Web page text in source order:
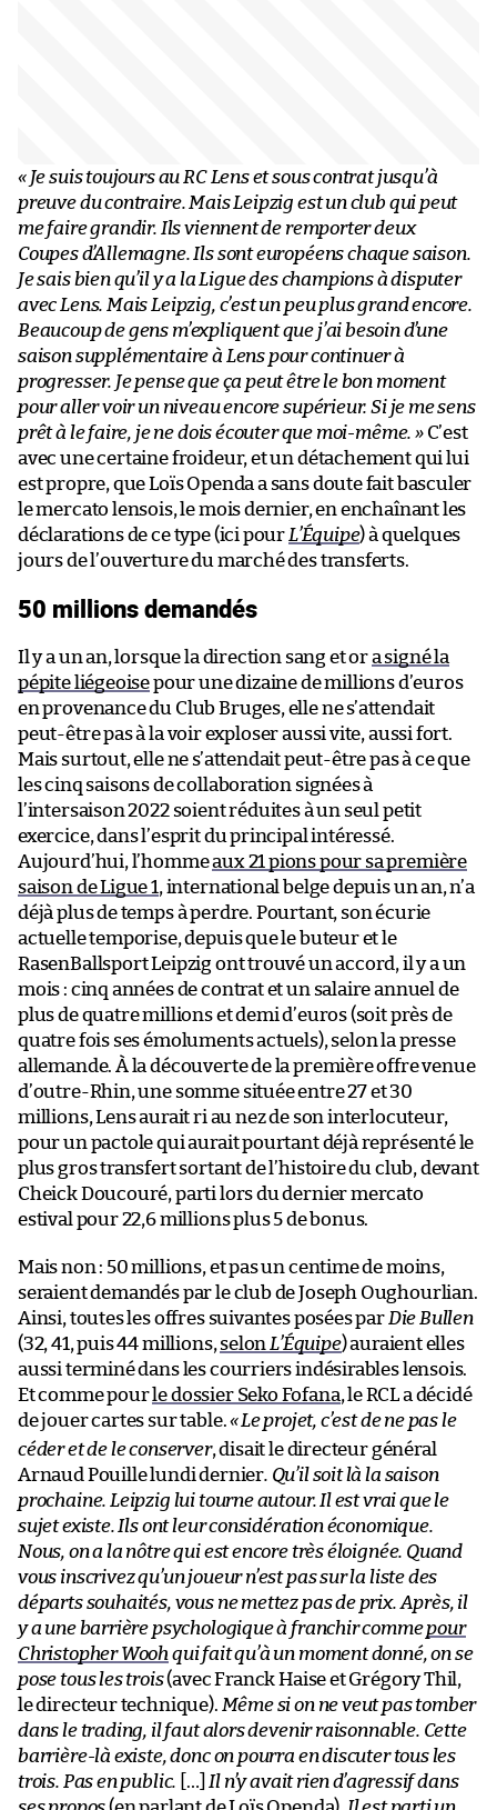
« Je suis toujours au RC Lens et sous contrat jusqu’à
preuve du contraire. Mais Leipzig est un club qui peut
me faire grandir. Ils viennent de remporter deux
Coupes d’Allemagne. Ils sont européens chaque saison.
Je sais bien qu’il y a la Ligue des champions à disputer
avec Lens. Mais Leipzig, c’est un peu plus grand encore.
Beaucoup de gens m’expliquent que j’ai besoin d’une
saison supplémentaire à Lens pour continuer à
progresser. Je pense que ça peut être le bon moment
pour aller voir un niveau encore supérieur. Si je me sens
prêt à le faire, je ne dois écouter que moi-même. » C’est
avec une certaine froideur, et un détachement qui lui
est propre, que Loïs Openda a sans doute fait basculer
le mercato lensois, le mois dernier, en enchaînant les
déclarations de ce type (ici pour L’Équipe) à quelques
jours de l’ouverture du marché des transferts.
50 millions demandés
Il y a un an, lorsque la direction sang et ora signé la
pépite liégeoisepour une dizaine de millions d’euros
en provenance du Club Bruges, elle ne s’attendait
peut-être pas à la voir exploser aussi vite, aussi fort.
Mais surtout, elle ne s’attendait peut-être pas à ce que
les cinq saisons de collaboration signées à
l’intersaison 2022 soient réduites à un seul petit
exercice, dans l’esprit du principal intéressé.
Aujourd’hui, l’hommeaux 21 pions pour sa première
saison de Ligue 1, international belge depuis un an, n’a
déjà plus de temps à perdre. Pourtant, son écurie
actuelle temporise, depuis que le buteur et le
RasenBallsport Leipzig ont trouvé un accord, il y a un
mois : cinq années de contrat et un salaire annuel de
plus de quatre millions et demi d’euros (soit près de
quatre fois ses émoluments actuels), selon la presse
allemande. À la découverte de la première offre venue
d’outre-Rhin, une somme située entre 27 et 30
millions, Lens aurait ri au nez de son interlocuteur,
pour un pactole qui aurait pourtant déjà représenté le
plus gros transfert sortant de l’histoire du club, devant
Cheick Doucouré, parti lors du dernier mercato
estival pour 22,6 millions plus 5 de bonus.
Mais non : 50 millions, et pas un centime de moins,
seraient demandés par le club de Joseph Oughourlian.
Ainsi, toutes les offres suivantes posées par Die Bullen
(32, 41, puis 44 millions, selon L’Équipe) auraient elles
aussi terminé dans les courriers indésirables lensois.
Et comme pourle dossier Seko Fofana, le RCL a décidé
de jouer cartes sur table.«Le projet, c’est de ne pas le
céder et de le conserver, disait le directeur général
Arnaud Pouille lundi dernier. Qu’il soit là la saison
prochaine. Leipzig lui tourne autour. Il est vrai que le
sujet existe. Ils ont leur considération économique.
Nous, on a la nôtre qui est encore très éloignée. Quand
vous inscrivez qu’un joueur n’est pas sur la liste des
départs souhaités, vous ne mettez pas de prix. Après, il
y a une barrière psychologique à franchir commepour
Christopher Wooh qui fait qu’à un moment donné, on se
pose tous les trois(avec Franck Haise et Grégory Thil,
le directeur technique). Même si on ne veut pas tomber
dans le trading, il faut alors devenir raisonnable. Cette
barrière-là existe, donc on pourra en discuter tous les
trois. Pas en public.
[…] Il n’y avait rien d’agressif dans